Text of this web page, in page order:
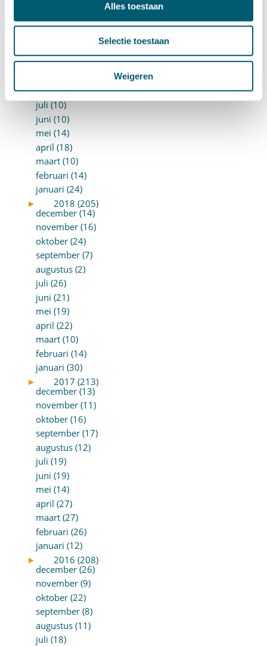
Alles toestaan
Selectie toestaan
Weigeren
►
2019 (147)
oktober (13)
augustus (10)
juli (10)
juni (10)
mei (14)
april (18)
maart (10)
februari (14)
januari (24)
►
2018 (205)
december (14)
november (16)
oktober (24)
september (7)
augustus (2)
juli (26)
juni (21)
mei (19)
april (22)
maart (10)
februari (14)
januari (30)
►
2017 (213)
december (13)
november (11)
oktober (16)
september (17)
augustus (12)
juli (19)
juni (19)
mei (14)
april (27)
maart (27)
februari (26)
januari (12)
►
2016 (208)
december (26)
november (9)
oktober (22)
september (8)
augustus (11)
juli (18)